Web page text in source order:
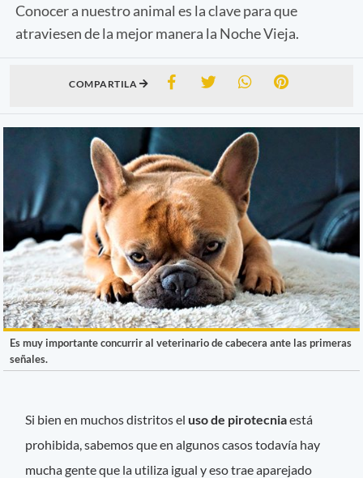
Conocer a nuestro animal es la clave para que
atraviesen de la mejor manera la Noche Vieja.
COMPARTILA
Es muy importante concurrir al veterinario de cabecera ante las primeras
señales.
Si bien en muchos distritos el uso de pirotecniaestá
prohibida, sabemos que en algunos casos todavía hay
mucha gente que la utiliza igual y eso trae aparejado